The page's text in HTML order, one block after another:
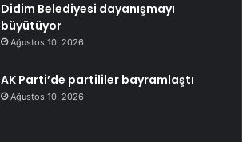
Didim Belediyesi dayanışmayı
büyütüyor
Ağustos 10, 2026
AK Parti’de partililer bayramlaştı
Ağustos 10, 2026